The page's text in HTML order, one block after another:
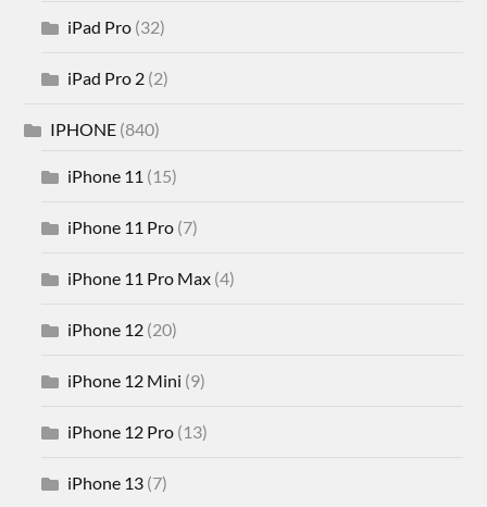
iPad Pro (32)
iPad Pro 2 (2)
IPHONE (840)
iPhone 11 (15)
iPhone 11 Pro (7)
iPhone 11 Pro Max (4)
iPhone 12 (20)
iPhone 12 Mini (9)
iPhone 12 Pro (13)
iPhone 13 (7)